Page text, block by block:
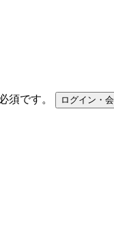
須です。 ログイン・